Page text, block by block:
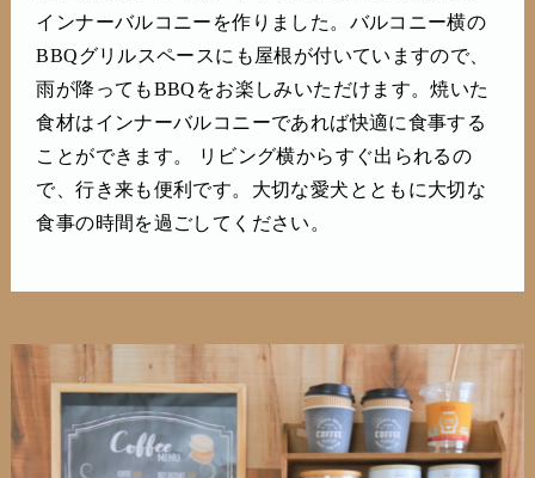
インナーバルコニーを作りました。バルコニー横の
BBQグリルスペースにも屋根が付いていますので、
雨が降ってもBBQをお楽しみいただけます。焼いた
食材はインナーバルコニーであれば快適に食事する
ことができます。 リビング横からすぐ出られるの
で、行き来も便利です。大切な愛犬とともに大切な
食事の時間を過ごしてください。